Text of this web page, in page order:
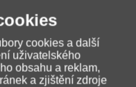
děti od 3 let.
sendvičové víčko - PP
chladivý polštářek -
cookies a další
uživatelského
obsahu a reklam,
a zjištění zdroje